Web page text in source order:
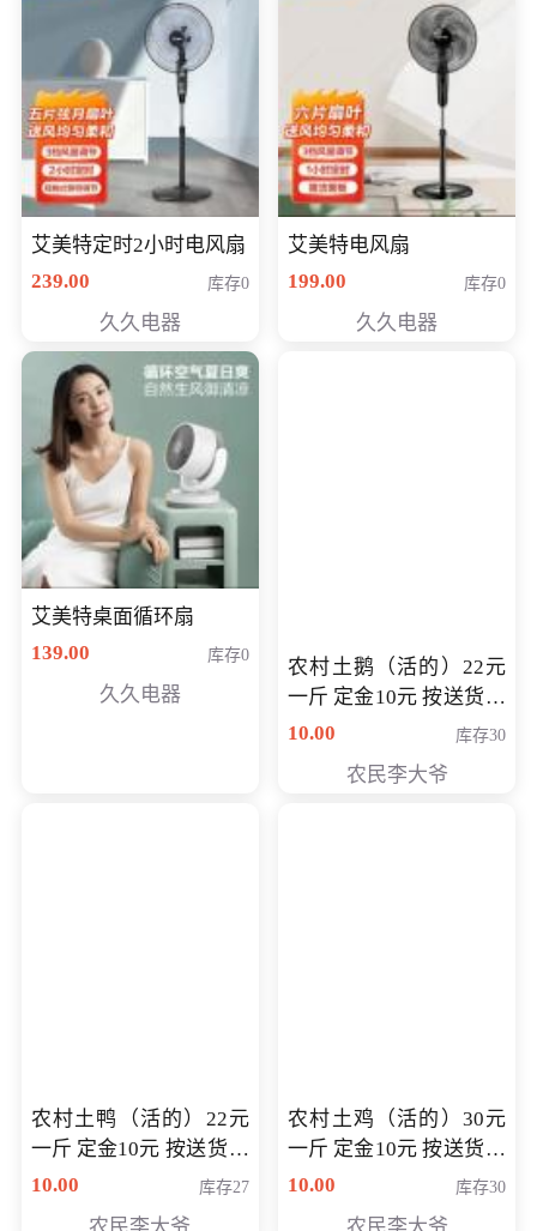
艾美特定时2小时电风扇
239.00
库存0
久久电器
艾美特电风扇
199.00
库存0
久久电器
艾美特桌面循环扇
139.00
库存0
久久电器
农村土鹅（活的）22元
一斤 定金10元 按送货交
付时秤重计算货款 定金
10.00 库存30
农民李大爷
农村土鸭（活的）22元
一斤 定金10元 按送货交
付时秤重计算货款 定金
10.00 库存27
农村土鸡（活的）30元
一斤 定金10元 按送货交
付时秤重计算货款 定金
10.00 库存30